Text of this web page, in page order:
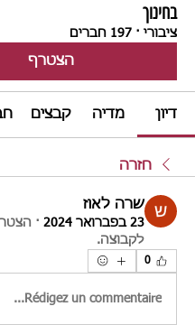
בחינוך
ציבורי · 197 חברים
הצטרף
דיון מדיה קבצים
חזרה
שרה לאוז
23 בפברואר 2024 ·
לקבוצה.
0
Rédigez un commentaire...